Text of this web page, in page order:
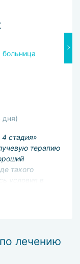
больница
дня)
стадия»
терапию
такого
условия в
лечению